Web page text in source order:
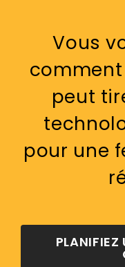
Vous
peut
pour une
PLANIFIEZ